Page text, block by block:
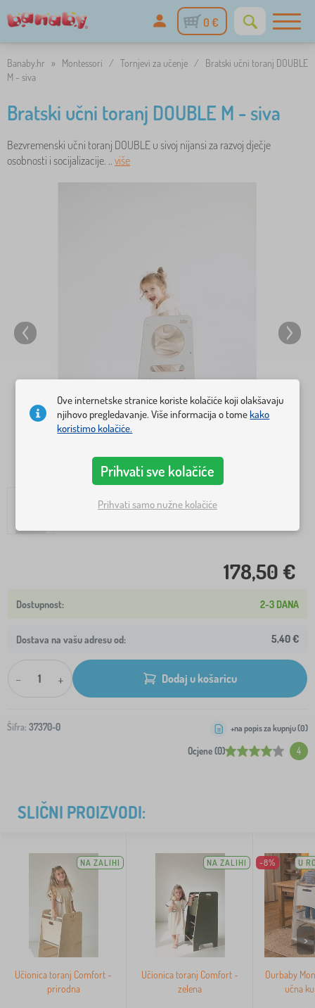
0 €
Banaby.hr » Montessori / Tornjevi za učenje /
Bratski učni toranj DOUBLE
M - siva
Bratski učni toranj DOUBLE M - siva
Bezvremenski učni toranj DOUBLE u sivoj nijansi za razvoj dječje
osobnosti i socijalizacije. .. više
178,50 €
2-3 DANA
Dostava na vašu adresu od: 5,40 €
- + Dodaj u košaricu
Šifra: 37370-0
Ocjene (0) 4
+na popis za kupnju (0)
SLIČNI PROIZVODI:
NA ZALIHI
Učionica toranj Comfort -
prirodna
NA ZALIHI
Učionica toranj Comfort -
zelena
-8% U
Ourbaby
učna
>
Ove internetske stranice koriste kolačiće koji olakšavaju
njihovo pregledavanje. Više informacija o tomekako
koristimo kolačiće.
Prihvati sve kolačiće
Prihvati samo nužne kolačiće